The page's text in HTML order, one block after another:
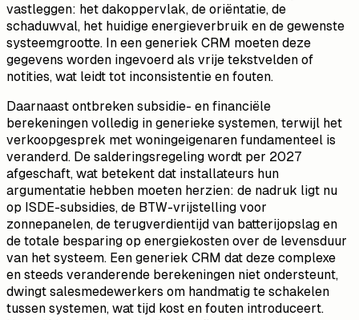
vastleggen: het dakoppervlak, de oriëntatie, de
schaduwval, het huidige energieverbruik en de gewenste
systeemgrootte. In een generiek CRM moeten deze
gegevens worden ingevoerd als vrije tekstvelden of
notities, wat leidt tot inconsistentie en fouten.
Daarnaast ontbreken subsidie- en financiële
berekeningen volledig in generieke systemen, terwijl het
verkoopgesprek met woningeigenaren fundamenteel is
veranderd. De salderingsregeling wordt per 2027
afgeschaft, wat betekent dat installateurs hun
argumentatie hebben moeten herzien: de nadruk ligt nu
op ISDE-subsidies, de BTW-vrijstelling voor
zonnepanelen, de terugverdientijd van batterijopslag en
de totale besparing op energiekosten over de levensduur
van het systeem. Een generiek CRM dat deze complexe
en steeds veranderende berekeningen niet ondersteunt,
dwingt salesmedewerkers om handmatig te schakelen
tussen systemen, wat tijd kost en fouten introduceert.